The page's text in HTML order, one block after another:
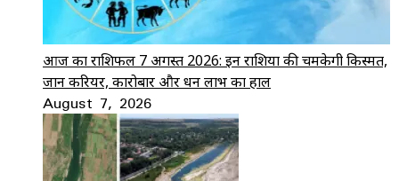
आज का राशिफल 7 अगस्त 2026: इन राशियों की चमकेगी किस्मत,
जानें करियर, कारोबार और धन लाभ का हाल
August 7, 2026